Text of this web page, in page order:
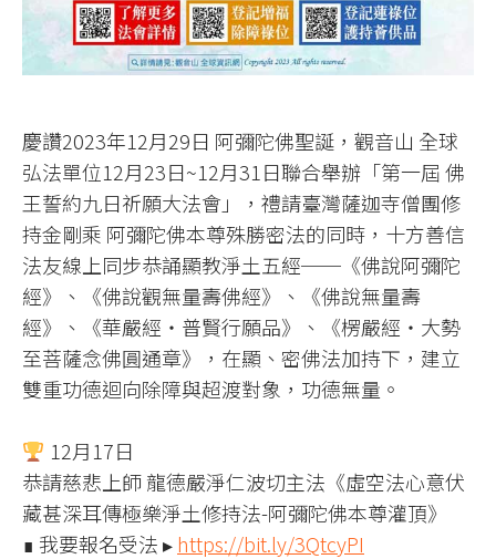
慶讚2023年12月29日 阿彌陀佛聖誕，觀音山 全球
弘法單位12月23日~12月31日聯合舉辦「第一屆 佛
王誓約九日祈願大法會」，禮請臺灣薩迦寺僧團修
持金剛乘 阿彌陀佛本尊殊勝密法的同時，十方善信
法友線上同步恭誦顯教淨土五經──《佛說阿彌陀
經》、《佛說觀無量壽佛經》、《佛說無量壽
經》、《華嚴經‧普賢行願品》、《楞嚴經‧大勢
至菩薩念佛圓通章》，在顯、密佛法加持下，建立
雙重功德迴向除障與超渡對象，功德無量。
12月17日
恭請慈悲上師 龍德嚴淨仁波切主法《虛空法心意伏
藏甚深耳傳極樂淨土修持法-阿彌陀佛本尊灌頂》
∎ 我要報名受法 ▸https://bit.ly/3QtcyPI